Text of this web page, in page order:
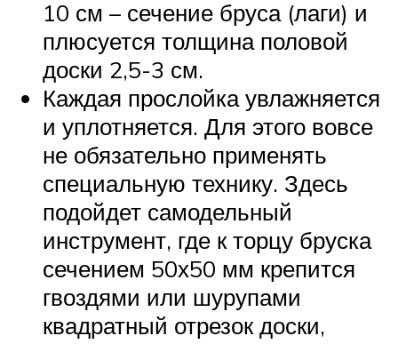
10 см – сечение бруса (лаги) и
плюсуется толщина половой
доски 2,5-3 см.
Каждая прослойка увлажняется
и уплотняется. Для этого вовсе
не обязательно применять
специальную технику. Здесь
подойдет самодельный
инструмент, где к торцу бруска
сечением 50х50 мм крепится
гвоздями или шурупами
квадратный отрезок доски,